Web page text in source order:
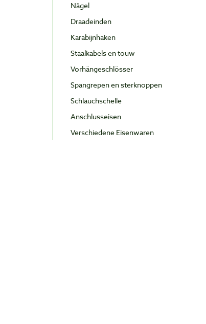
Nägel
Draadeinden
Karabijnhaken
Staalkabels en touw
Vorhängeschlösser
Spangrepen en sterknoppen
Schlauchschelle
Anschlusseisen
Verschiedene Eisenwaren